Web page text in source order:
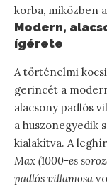
korba, miközben
Modern,
ígérete
A történelmi
gerincét a
alacsony padlós
a huszonegyedik
kialakítva. A
Max (1000-es
padlós villamosa